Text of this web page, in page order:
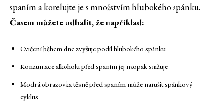
spaním a korelujte je s množstvím hlubokého spánku.
Časem můžete odhalit, že například:
Cvičení během dne zvyšuje podíl hlubokého spánku
Konzumace alkoholu před spaním jej naopak snižuje
Modrá obrazovka těsně před spaním může narušit spánkový
cyklus